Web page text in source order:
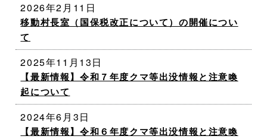
2026年2月11日
移動村長室（国保税改正について）の開催につい
て
2025年11月13日
【最新情報】令和７年度クマ等出没情報と注意喚
起について
2024年6月3日
【最新情報】令和６年度クマ等出没情報と注意喚